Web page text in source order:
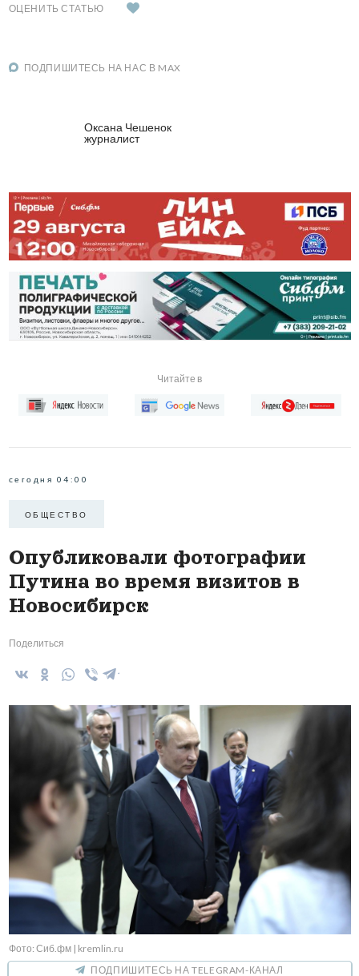
ОЦЕНИТЬ СТАТЬЮ
ПОДПИШИТЕСЬ НА НАС В MAX
Оксана Чешенок
журналист
Читайте в
сегодня 04:00
ОБЩЕСТВО
Опубликовали фотографии
Путина во время визитов в
Новосибирск
Поделиться
Фото: Сиб.фм | kremlin.ru
ПОДПИШИТЕСЬ НА TELEGRAM-КАНАЛ